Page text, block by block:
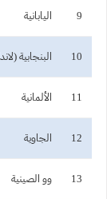
9 اليابانية
10 البنجابية
11 الألمانية
12 الجاوية
13 وو الصينية